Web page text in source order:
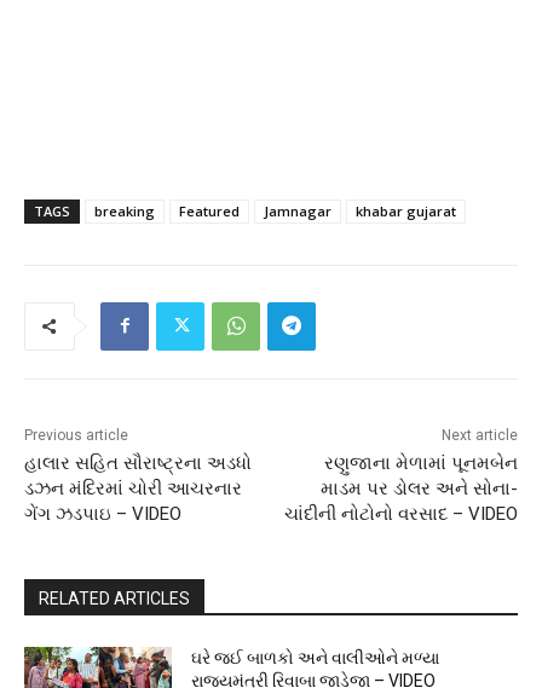
TAGS breaking Featured Jamnagar khabar gujarat
Previous article
હાલાર સહિત સૌરાષ્ટ્રના અડધો
ડઝન મંદિરમાં ચોરી આચરનાર
ગેંગ ઝડપાઇ – VIDEO
Next article
રણુજાના મેળામાં પૂનમબેન
માડમ પર ડોલર અને સોના-
ચાંદીની નોટોનો વરસાદ – VIDEO
RELATED ARTICLES
ઘરે જઈ બાળકો અને વાલીઓને મળ્યા
રાજ્યમંત્રી રિવાબા જાડેજા – VIDEO